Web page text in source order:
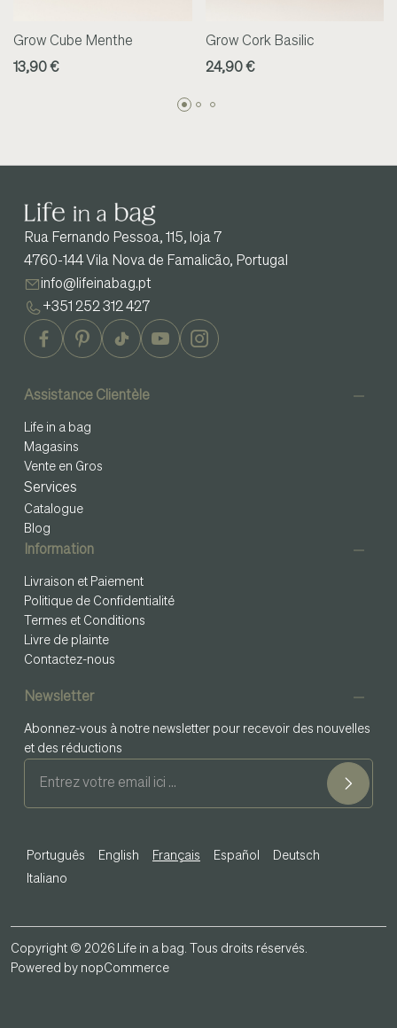
Grow Cube Menthe
13,90 €
Grow Cork Basilic
24,90 €
Rua Fernando Pessoa, 115, loja 7
4760-144 Vila Nova de Famalicão, Portugal
info@lifeinabag.pt
+351 252 312 427
Assistance Clientèle
Life in a bag
Magasins
Vente en Gros
Services
Catalogue
Blog
Information
Livraison et Paiement
Politique de Confidentialité
Termes et Conditions
Livre de plainte
Contactez-nous
Newsletter
Abonnez-vous à notre newsletter pour recevoir des nouvelles
et des réductions
Português English Français Español
Deutsch
Italiano
Copyright © 2026 Life in a bag. Tous droits réservés.
Powered by nopCommerce